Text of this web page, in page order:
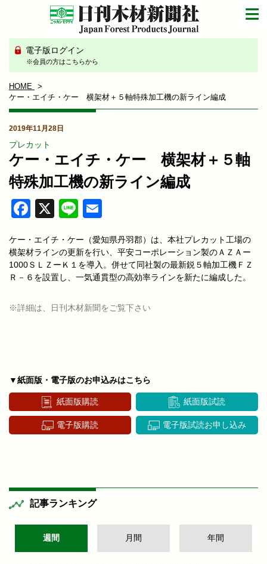
電子版ログイン
※会員の方はこちらから
HOME
ケー・エイチ・ケー 横架材＋５軸特殊加工機の新ライン編成
2019年11月28日
プレカット
ケー・エイチ・ケー 横架材＋５軸
特殊加工機の新ライン編成
Facebook
X Line
ケー・エイチ・ケー（愛知県丹羽郡）は、本社プレカット工場の
横架材ラインの更新を行い、平安コーポレーション製のＡＺＡー
1000ＳＬＺーＫ１を導入。併せて同社製の最新鋭５軸加工機ＦＺ
Ｒ－６を設置し、一気通貫型の高効率ラインを新たに編成した。
※詳細は、日刊木材新聞をご覧下さい
▼紙面版・電子版のお申込みはこちら
紙面版購読 紙面版試読
電子版購読 電子版試読お申し込み
記事ランキング
週間 月間 年間